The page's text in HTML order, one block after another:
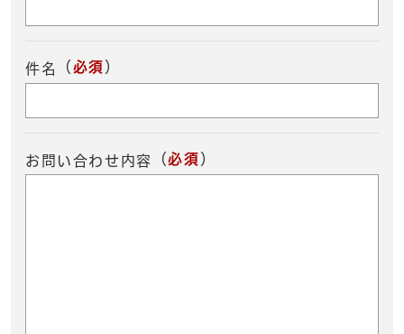
件名 （ 必須 ）
お問い合わせ内容 （必須 ）